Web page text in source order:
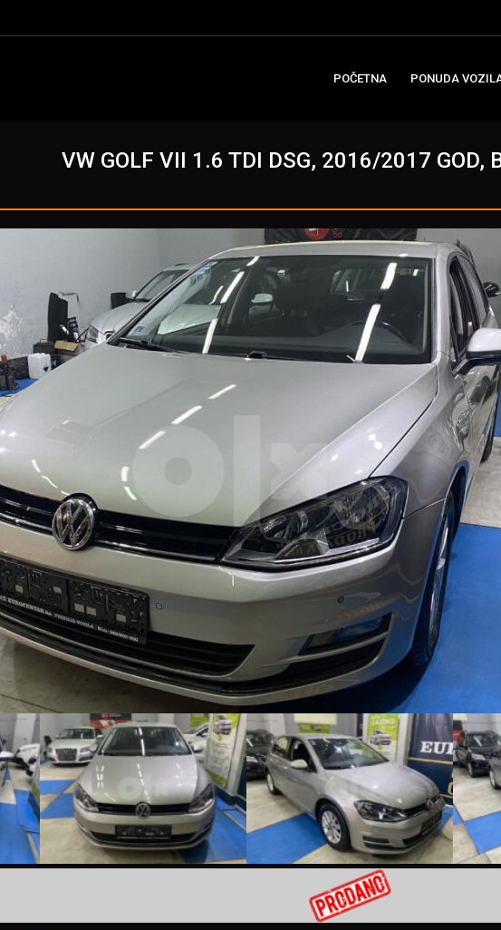
POČETNA PONUDA
VW GOLF VII 1.6 TDI DSG, 2016/2017 GOD,